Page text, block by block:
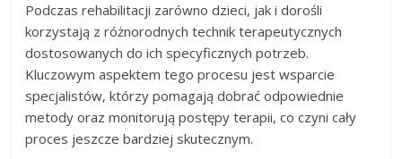
Podczas rehabilitacji zarówno dzieci, jak i dorośli
korzystają z różnorodnych technik terapeutycznych
dostosowanych do ich specyficznych potrzeb.
Kluczowym aspektem tego procesu jest wsparcie
specjalistów, którzy pomagają dobrać odpowiednie
metody oraz monitorują postępy terapii, co czyni cały
proces jeszcze bardziej skutecznym.